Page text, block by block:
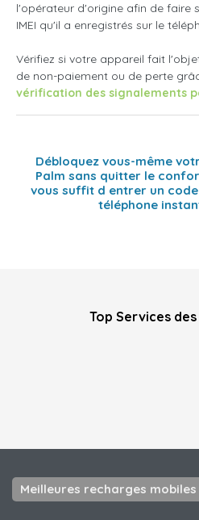
l'opérateur d'origine afin de faire
IMEI qu'il a enregistrés sur le
Vérifiez si votre appareil fait
de non-paiement ou de perte
vérification des signalements
Débloquez vous-même
Palm sans quitter le
vous suffit d entrer un
téléphone
Top Services
Meilleures recharges mobiles